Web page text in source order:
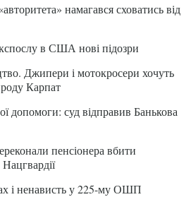
намагався сховатись від
в США нові підозри
Джипери і мотокросери хочуть
Карпат
допомоги: суд відправив Банькова
пенсіонера вбити
і ненависть у 225-му ОШП